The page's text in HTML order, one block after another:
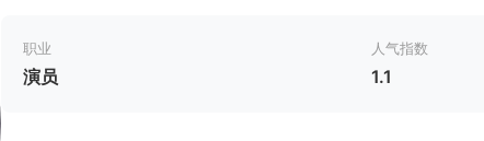
职业
演员
人气指数
1.1